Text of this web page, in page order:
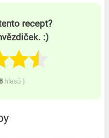
recept?
:)
hlasů )